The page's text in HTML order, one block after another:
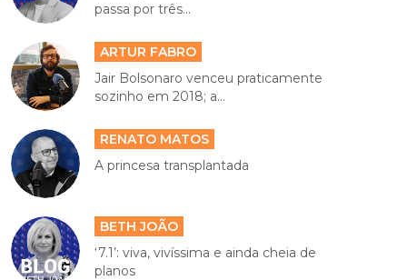
passa por três...
ARTUR FABRO
Jair Bolsonaro venceu praticamente
sozinho em 2018; a...
RENATO MATOS
A princesa transplantada
BETH JOÃO
‘7.1’: viva, vivíssima e ainda cheia de
planos